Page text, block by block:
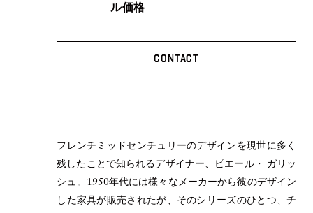
ル価格
CONTACT
フレンチミッドセンチュリーのデザインを現世に多く
残したことで知られるデザイナー、ピエール・ ガリッ
シュ。1950年代には様々なメーカーから彼のデザイン
した家具が販売されたが、そのシリーズのひとつ、チ